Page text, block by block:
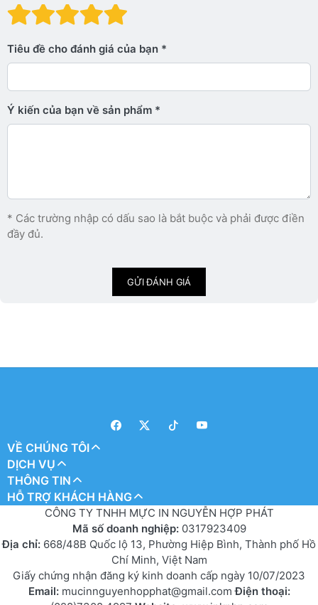
Đánh giá: 4 trên 5
Đánh giá: 3 trên 5 sao.
Đánh giá: 2 trên 5 sao.
Đánh giá: 1 trên 5 sao. Xấu
Tiêu đề cho đánh giá của bạn
Ý kiến ​​của bạn về sản phẩm
* Các trường nhập có dấu sao là bắt buộc và phải được điền
đầy đủ.
GỬI ĐÁNH GIÁ
VỀ CHÚNG TÔI
DỊCH VỤ
THÔNG TIN
HỖ TRỢ KHÁCH HÀNG
CÔNG TY TNHH MỰC IN NGUYỄN HỢP PHÁT
Mã số doanh nghiệp: 0317923409
Địa chỉ: 668/48B Quốc lộ 13, Phường Hiệp Bình, Thành phố Hồ
Chí Minh, Việt Nam
Giấy chứng nhận đăng ký kinh doanh cấp ngày 10/07/2023
Email: mucinnguyenhopphat@gmail.comĐiện thoại: